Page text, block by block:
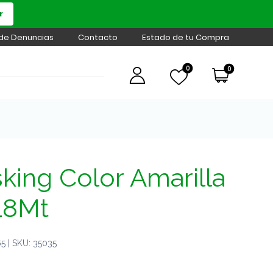
Denuncias Contacto Estado de tu Compra
0 0
Color Amarilla
| SKU: 35035